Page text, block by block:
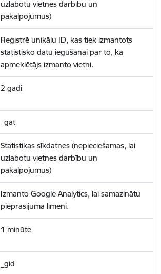
uzlabotu vietnes darbību un
pakalpojumus)
Reģistrē unikālu ID, kas tiek izmantots
statistisko datu iegūšanai par to, kā
apmeklētājs izmanto vietni.
2 gadi
_gat
Statistikas sīkdatnes (nepieciešamas, lai
uzlabotu vietnes darbību un
pakalpojumus)
Izmanto Google Analytics, lai samazinātu
pieprasījuma līmeni.
1 minūte
_gid